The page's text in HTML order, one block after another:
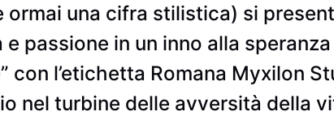
ormai una cifra stilistica) si
passione in un inno alla
con l’etichetta Romana Myxilon
nel turbine delle avversità della